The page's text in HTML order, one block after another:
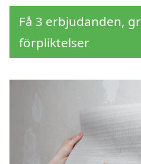
Få 3 erbjudanden,
förpliktelser